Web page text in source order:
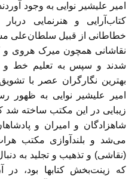
امير عليشير نوايی به وجود
كتاب‌آرايی و هنرنمايی
خطاطانی از قبيل سلطان‌علی
نقاشانی همچون ميرک هروی و
شدند و سپس به تعليم خط و
بهترين نگارگران عصر با
امير عليشير نوايی به ظهور
زيبايی در اين مكتب ساخته شد
شاهزادگان و اميران و
می‌شد و بلندآوازی مكتب
(نقاشی) و تذهيب و تجليد به
كه زينت‌بخش كتابها بود،